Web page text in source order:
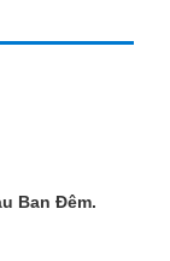
Ban Đêm.